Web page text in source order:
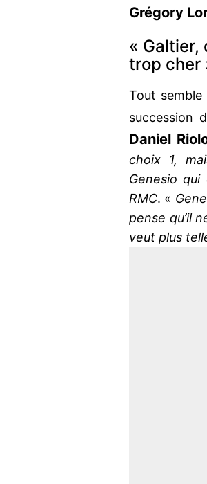
Grégory
« Galtier,
trop cher
Tout
succession
Daniel
choix 1,
Genesio
RMC. «
pense qu’il
veut plus